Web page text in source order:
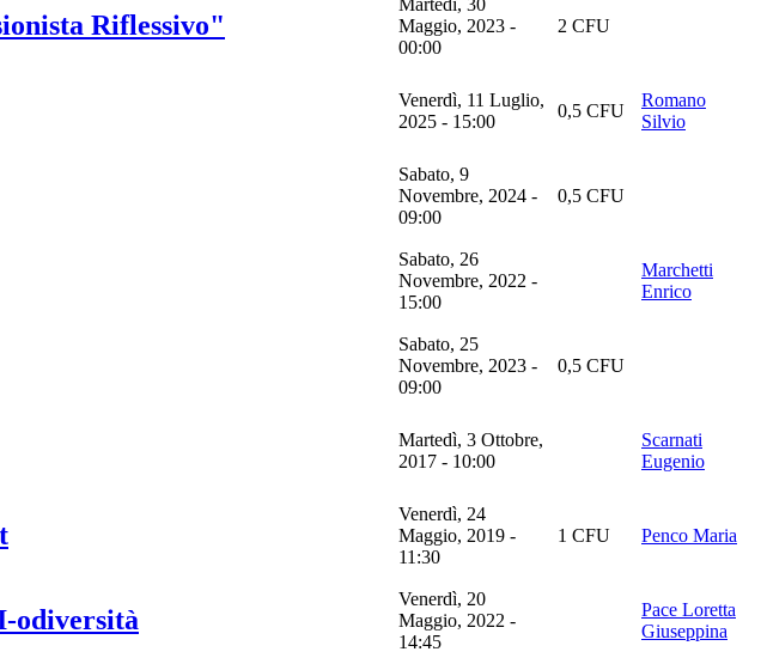
Riflessivo"
Maggio, 2023 -
00:00
2 CFU
Venerdì, 11 Luglio,
2025 - 15:00
0,5 CFU
Romano
Silvio
Sabato, 9
Novembre, 2024 -
09:00
0,5 CFU
Sabato, 26
Novembre, 2022 -
15:00
Marchetti
Enrico
Sabato, 25
Novembre, 2023 -
09:00
0,5 CFU
Martedì, 3 Ottobre,
2017 - 10:00
Scarnati
Eugenio
Venerdì, 24
Maggio, 2019 -
11:30
1 CFU Penco Maria
odiversità
Venerdì, 20
Maggio, 2022 -
14:45
Pace Loretta
Giuseppina